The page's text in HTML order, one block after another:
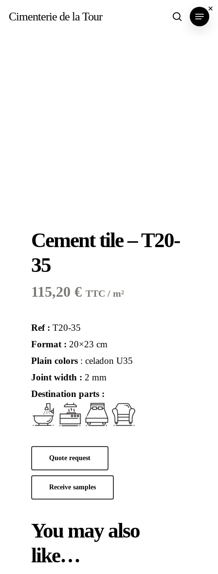
Cimenterie de la Tour search
Menu
Cement tile – T20-
35
115,20 € TTC / m²
Ref : T20-35
Format : 20×23 cm
Plain colors : celadon U35
Joint width : 2 mm
Destination parts :
Quote request
Receive samples
You may also
like…
×